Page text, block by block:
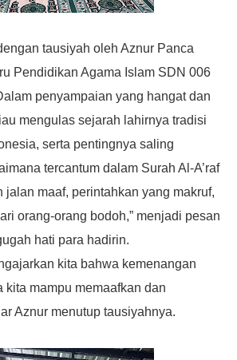
tausiyah oleh Aznur Panca
Pendidikan Agama Islam SDN 006
penyampaian yang hangat dan
mengulas sejarah lahirnya tradisi
serta pentingnya saling
tercantum dalam Surah Al-A’raf
jalan maaf, perintahkan yang makruf,
orang-orang bodoh,” menjadi pesan
hati para hadirin.
kita bahwa kemenangan
kita mampu memaafkan dan
Aznur menutup tausiyahnya.